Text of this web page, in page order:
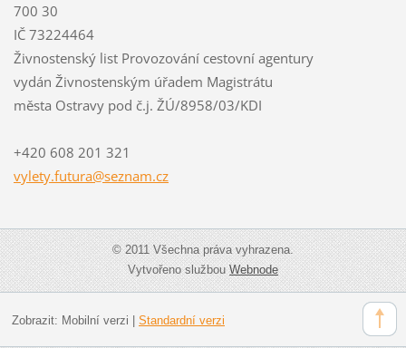
700 30
IČ 73224464
Živnostenský list Provozování cestovní agentury
vydán Živnostenským úřadem Magistrátu
města Ostravy pod č.j. ŽÚ/8958/03/KDI
+420 608 201 321
vylety.futura@seznam.cz
© 2011 Všechna práva vyhrazena.
Vytvořeno službouWebnode
Zobrazit: Mobilní verzi Standardní verzi